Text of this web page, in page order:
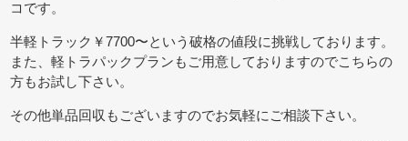
コです。
半軽トラック￥7700〜という破格の値段に挑戦しております。
また、軽トラパックプランもご用意しておりますのでこちらの
方もお試し下さい。
その他単品回収もございますのでお気軽にご相談下さい。